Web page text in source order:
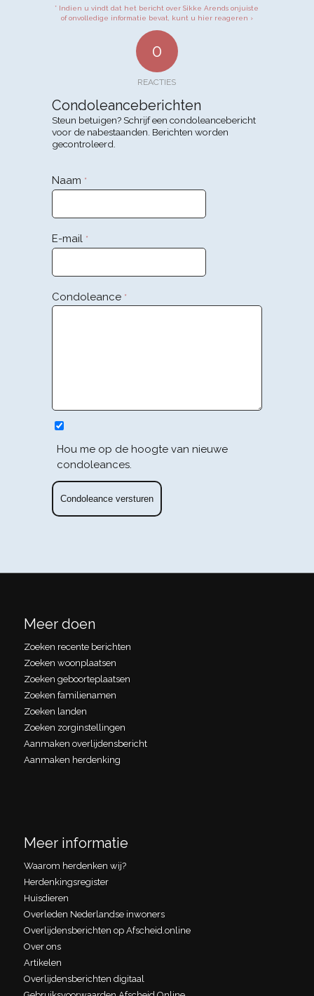
* Indien u vindt dat het bericht over Sikke Arends onjuiste
of onvolledige informatie bevat, kunt u hier reageren ›
0
REACTIES
Condoleanceberichten
Steun betuigen? Schrijf een condoleancebericht
voor de nabestaanden. Berichten worden
gecontroleerd.
Naam *
E-mail *
Condoleance *
Hou me op de hoogte van nieuwe
condoleances.
Meer doen
Zoeken recente berichten
Zoeken woonplaatsen
Zoeken geboorteplaatsen
Zoeken familienamen
Zoeken landen
Zoeken zorginstellingen
Aanmaken overlijdensbericht
Aanmaken herdenking
Meer informatie
Waarom herdenken wij?
Herdenkingsregister
Huisdieren
Overleden Nederlandse inwoners
Overlijdensberichten op Afscheid.online
Over ons
Artikelen
Overlijdensberichten digitaal